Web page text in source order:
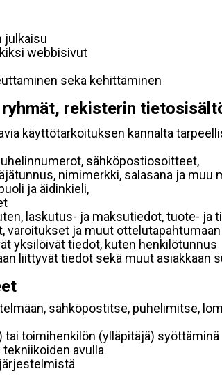
julkaisu
webbisivut
sekä kehittäminen
rekisterin
käyttötarkoituksen kannalta
sähköpostiosoitteet,
nimimerkki, salasana ja muu
ja äidinkieli,
laskutus- ja maksutiedot, tuote- ja
varoitukset ja muut
yksilöivät tiedot, kuten henkilötunnus
liittyvät tiedot sekä muut asiakkaan
sähköpostitse, puhelimitse,
toimihenkilön (ylläpitäjä) syöttäminä
avulla